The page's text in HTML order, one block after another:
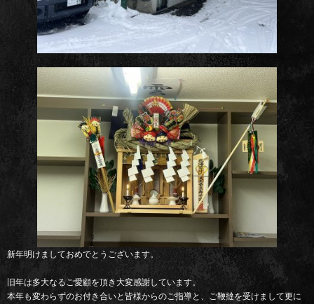
新年明けましておめでとうございます。
旧年は多大なるご愛顧を頂き大変感謝しています。
本年も変わらずのお付き合いと皆様からのご指導と、ご鞭撻を受けまして更に